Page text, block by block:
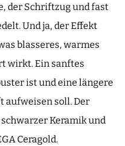
der Schriftzug und fast
Und ja, der Effekt
blasseres, warmes
wirkt. Ein sanftes
ist und eine längere
aufweisen soll. Der
Keramik und
Ceragold.